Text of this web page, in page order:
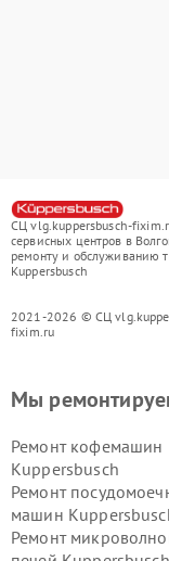
СЦ vlg.kuppersbusch-
сервисных центров в
ремонту и обслуживанию
Kuppersbusch
2021-2026 © СЦ
fixim.ru
Мы
Ремонт кофемашин
Kuppersbusch
Ремонт
машин
Ремонт